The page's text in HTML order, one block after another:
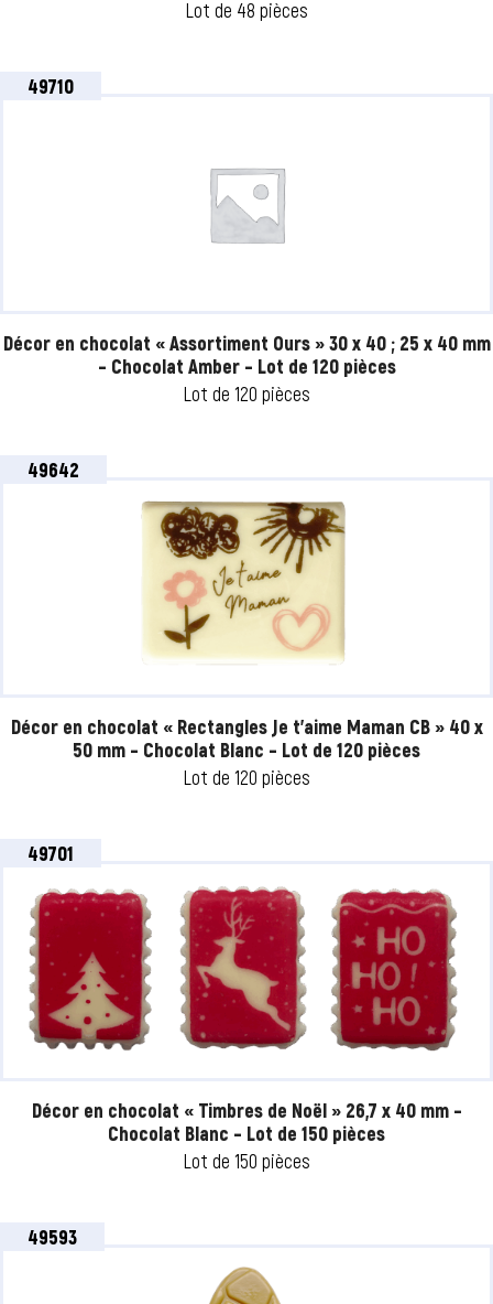
Lot de 48 pièces
49710
Décor en chocolat « Assortiment Ours » 30 x 40 ; 25 x 40 mm
– Chocolat Amber – Lot de 120 pièces
Lot de 120 pièces
49642
Décor en chocolat « Rectangles Je t’aime Maman CB » 40 x
50 mm – Chocolat Blanc – Lot de 120 pièces
Lot de 120 pièces
49701
Décor en chocolat « Timbres de Noël » 26,7 x 40 mm –
Chocolat Blanc – Lot de 150 pièces
Lot de 150 pièces
49593